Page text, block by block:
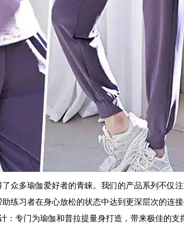
众多瑜伽爱好者的青睐。我们的产品系列不仅
练习者在身心放松的状态中达到更深层次的连接
：专门为瑜伽和普拉提量身打造，带来极佳的